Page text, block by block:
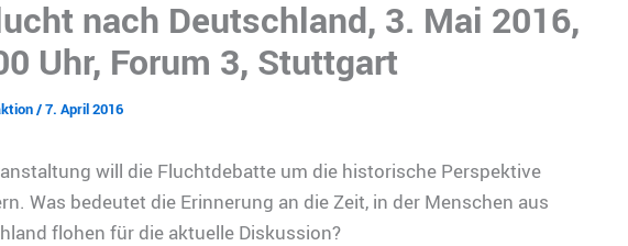
nach Deutschland, 3. Mai 2016,
Uhr, Forum 3, Stuttgart
/7. April 2016
will die Fluchtdebatte um die historische Perspektive
Was bedeutet die Erinnerung an die Zeit, in der Menschen aus
flohen für die aktuelle Diskussion?